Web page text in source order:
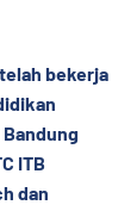
bekerja
ITB
dan